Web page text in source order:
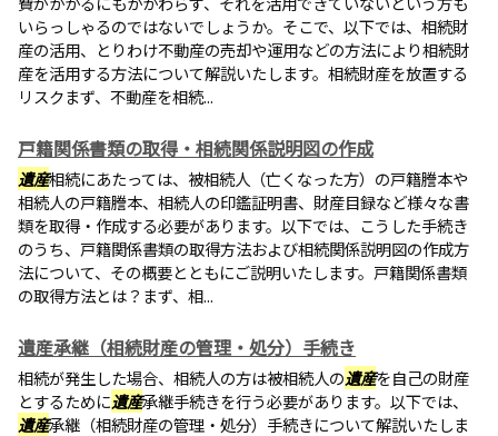
いらっしゃるのではないでしょうか。そこで、以下では、相続財
産の活用、とりわけ不動産の売却や運用などの方法により相続財
産を活用する方法について解説いたします。相続財産を放置する
リスクまず、不動産を相続...
戸籍関係書類の取得・相続関係説明図の作成
遺産相続にあたっては、被相続人（亡くなった方）の戸籍謄本や
相続人の戸籍謄本、相続人の印鑑証明書、財産目録など様々な書
類を取得・作成する必要があります。以下では、こうした手続き
のうち、戸籍関係書類の取得方法および相続関係説明図の作成方
法について、その概要とともにご説明いたします。戸籍関係書類
の取得方法とは？まず、相...
遺産承継（相続財産の管理・処分）手続き
相続が発生した場合、相続人の方は被相続人の遺産を自己の財産
とするために遺産承継手続きを行う必要があります。以下では、
遺産承継（相続財産の管理・処分）手続きについて解説いたしま